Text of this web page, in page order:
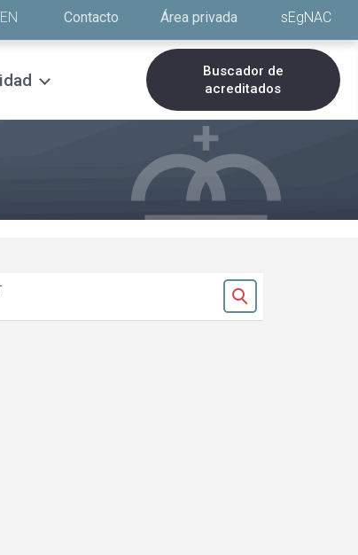
EN Contacto Área privada sEgNAC
Buscador de
acreditados
Ok